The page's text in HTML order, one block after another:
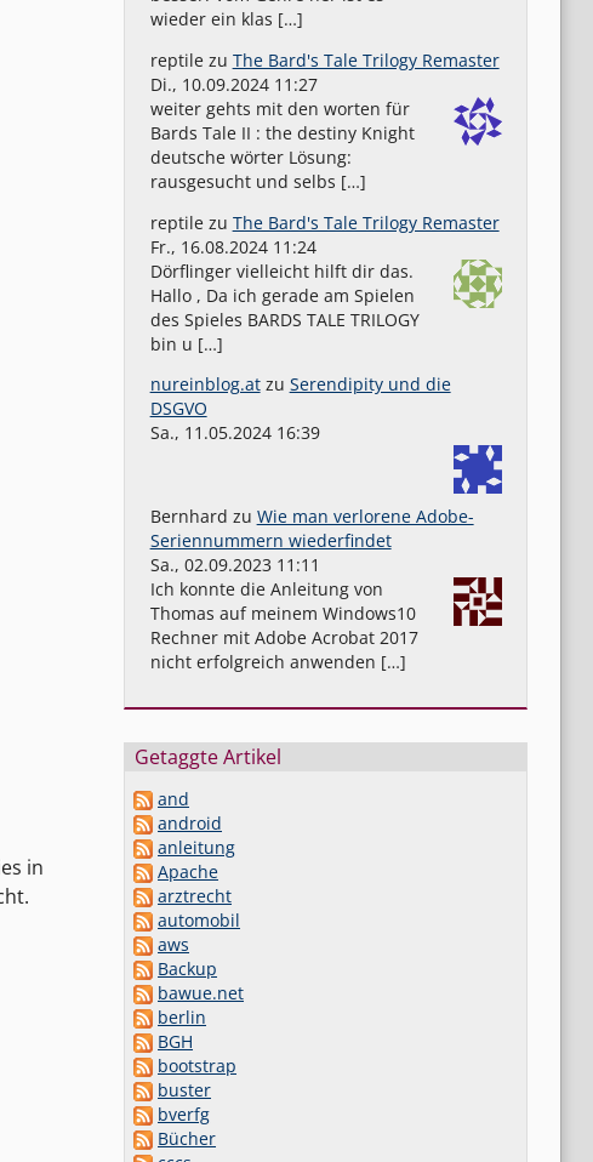
in
wieder ein klas […]
reptilezu The Bard's Tale Trilogy Remaster
Di., 10.09.2024 11:27
weiter gehts mit den worten für
Bards Tale II : the destiny Knight
deutsche wörter Lösung:
rausgesucht und selbs […]
reptilezu The Bard's Tale Trilogy Remaster
Fr., 16.08.2024 11:24
Dörflinger vielleicht hilft dir das.
Hallo , Da ich gerade am Spielen
des Spieles BARDS TALE TRILOGY
bin u […]
nureinblog.atzu Serendipity und die
DSGVO
Sa., 11.05.2024 16:39
Bernhard zu Wie man verlorene Adobe-
Seriennummern wiederfindet
Sa., 02.09.2023 11:11
Ich konnte die Anleitung von
Thomas auf meinem Windows10
Rechner mit Adobe Acrobat 2017
nicht erfolgreich anwenden […]
Getaggte Artikel
and
android
anleitung
Apache
arztrecht
automobil
aws
Backup
bawue.net
berlin
BGH
bootstrap
buster
bverfg
Bücher